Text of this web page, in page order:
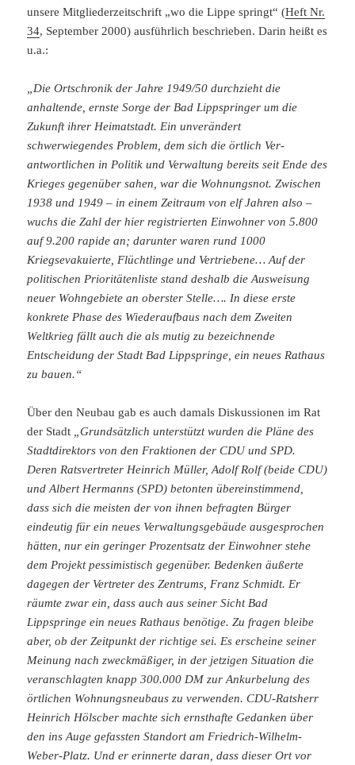
unsere Mitgliederzeitschrift „wo die Lippe springt“ (Heft Nr.
34, September 2000) ausführlich beschrieben. Darin heißt es
u.a.:
„Die Ortschronik der Jahre 1949/50 durchzieht die
anhaltende, ernste Sorge der Bad Lippspringer um die
Zukunft ihrer Heimatstadt. Ein unverändert
schwerwiegendes Problem, dem sich die örtlich Ver­
antwortlichen in Politik und Verwaltung bereits seit Ende des
Krieges gegen­über sahen, war die Wohnungsnot. Zwischen
1938 und 1949 – in einem Zeit­raum von elf Jahren also –
wuchs die Zahl der hier registrierten Einwohner von 5.800
auf 9.200 rapide an; darunter waren rund 1000
Kriegsevakuierte, Flüchtlinge und Vertriebene… Auf der
politischen Prioritätenliste stand deshalb die Ausweisung
neuer Wohngebiete an oberster Stelle…. In diese erste
konkrete Phase des Wiederaufbaus nach dem Zweiten
Weltkrieg fällt auch die als mutig zu bezeichnende
Entscheidung der Stadt Bad Lipp­springe, ein neues Rathaus
zu bauen.“
Über den Neubau gab es auch damals Diskussionen im Rat
der Stadt
„Grundsätzlich unterstützt wurden die Pläne des
Stadtdirektors von den Fraktionen der CDU und SPD.
Deren Ratsvertreter Heinrich Müller, Adolf Rolf (beide CDU)
und Albert Hermanns (SPD) betonten übereinstimmend,
dass sich die meisten der von ihnen befragten Bürger
eindeutig für ein neues Verwaltungsgebäude ausge­sprochen
hätten, nur ein geringer Prozentsatz der Einwohner stehe
dem Pro­jekt pessimistisch gegenüber. Bedenken äußerte
dagegen der Vertreter des Zentrums, Franz Schmidt. Er
räumte zwar ein, dass auch aus seiner Sicht Bad
Lippspringe ein neues Rathaus benötige. Zu fragen bleibe
aber, ob der Zeitpunkt der richtige sei. Es erscheine seiner
Meinung nach zweckmäßiger, in der jet­zigen Situation die
veranschlagten knapp 300.000 DM zur Ankurbelung des
örtlichen Wohnungsneubaus zu verwenden. CDU-Ratsherr
Heinrich Hölscber machte sich ernsthafte Gedanken über
den ins Auge gefassten Standort am Friedrich-Wilhelm-
Weber-Platz. Und er erinnerte daran, dass dieser Ort vor